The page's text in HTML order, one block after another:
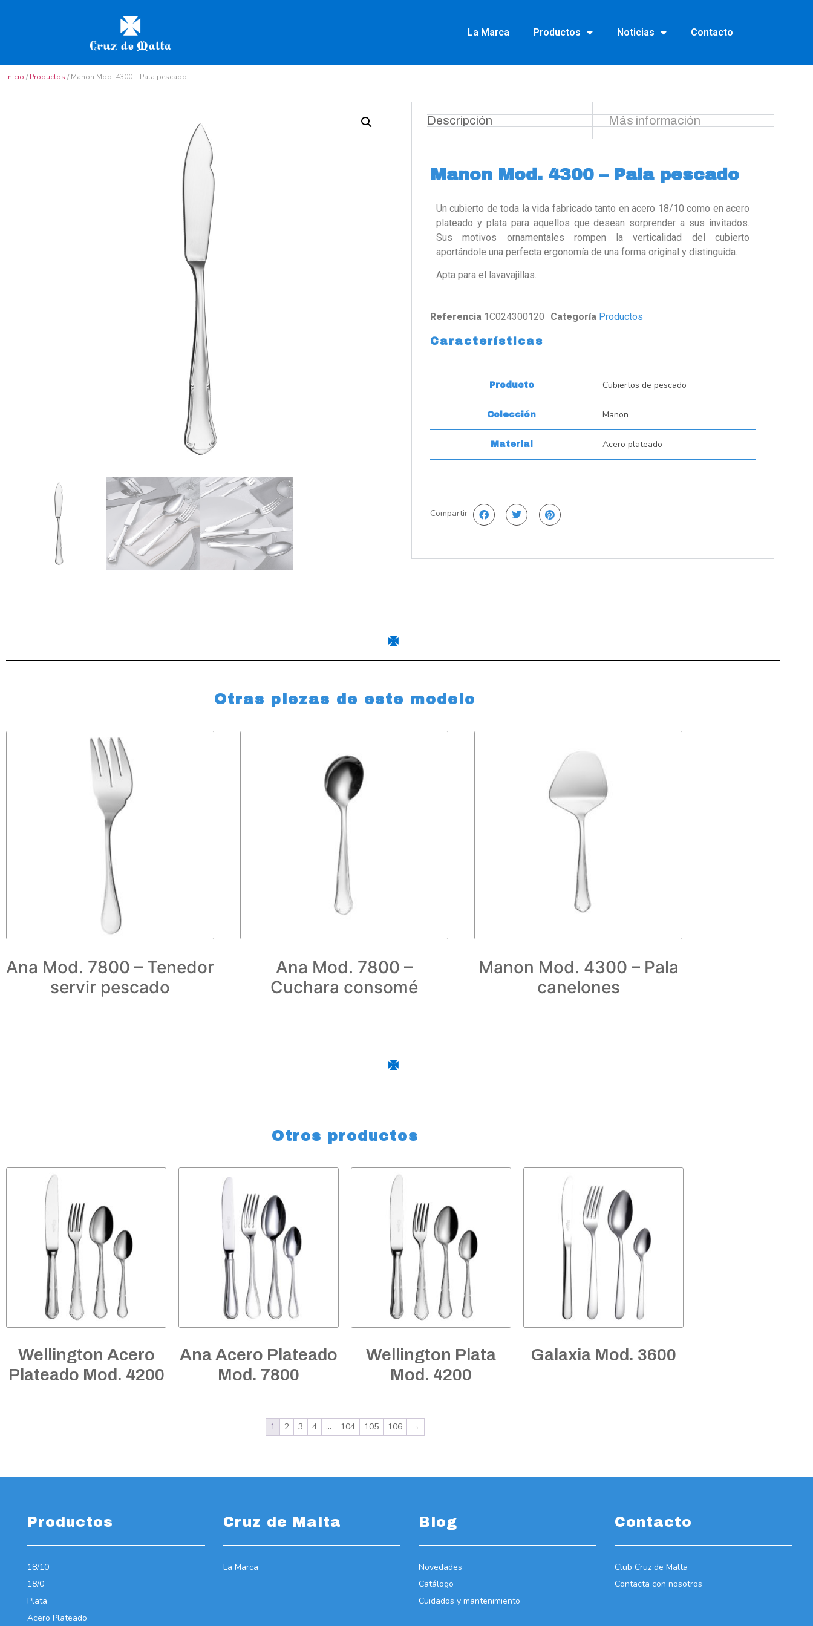
La Marca Productos Noticias Contacto
Inicio /Productos / Manon Mod. 4300 – Pala pescado
Descripción Más información
Manon Mod. 4300 – Pala pescado
Un cubierto de toda la vida fabricado tanto en acero 18/10 como en acero
plateado y plata para aquellos que desean sorprender a sus invitados.
Sus motivos ornamentales rompen la verticalidad del cubierto
aportándole una perfecta ergonomía de una forma original y distinguida.
Apta para el lavavajillas.
Referencia 1C024300120 Categoría Productos
Características
Producto Cubiertos de pescado
Colección Manon
Material Acero plateado
Compartir
Otras piezas de este modelo
Ana Mod. 7800 – Tenedor
servir pescado
Ana Mod. 7800 –
Cuchara consomé
Manon Mod. 4300 – Pala
canelones
Otros productos
Wellington Acero
Plateado Mod. 4200
Ana Acero Plateado
Mod. 7800
Wellington Plata
Mod. 4200
Galaxia Mod. 3600
1 2 3 4 … 104 105 106 →
Productos
18/10
18/0
Plata
Acero Plateado
Cruz de Malta
La Marca
Blog
Novedades
Catálogo
Cuidados y mantenimiento
Contacto
Club Cruz de Malta
Contacta con nosotros